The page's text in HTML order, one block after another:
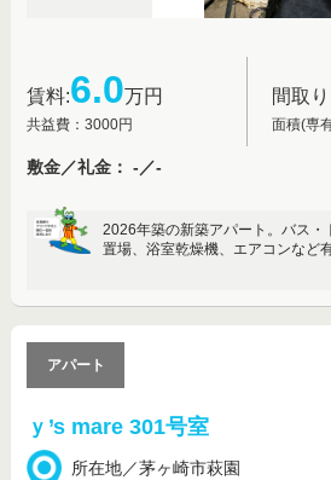
賃料:6.0万円
共益費：3000円
間取
面積(専
敷金／礼金： -／-
2026年築の新築アパート。バス・
置場、浴室乾燥機、エアコンなど
ｙ’s mare 301号室
所在地／茅ヶ崎市萩園
アパート